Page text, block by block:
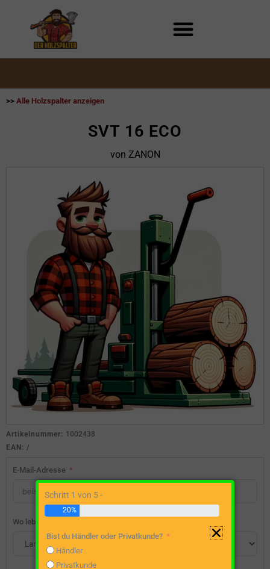
>> Alle Holzspalter anzeigen
SVT 16 ECO
von ZANON
Artikelnummer: 1002438
EAN: /
E-Mail-Adresse
Wo lebst du?
Schritt 1 von 5 -
20%
Bist du Händler oder Privatkunde?
Händler
Privatkunde